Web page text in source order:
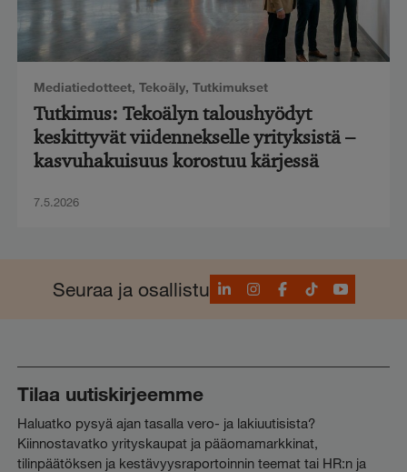
Mediatiedotteet, Tekoäly, Tutkimukset
Tutkimus: Tekoälyn taloushyödyt
keskittyvät viidennekselle yrityksistä –
kasvuhakuisuus korostuu kärjessä
7.5.2026
Seuraa ja osallistuLinkedInInstagram
Facebook
TikTokYouTube
Tilaa uutiskirjeemme
Haluatko pysyä ajan tasalla vero- ja lakiuutisista?
Kiinnostavatko yrityskaupat ja pääomamarkkinat,
tilinpäätöksen ja kestävyysraportoinnin teemat tai HR:n ja